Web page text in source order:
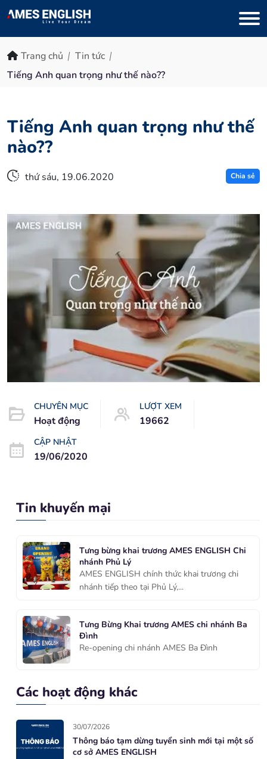
Trang chủ
Tin tức
Tiếng Anh quan trọng như thế nào??
Tiếng Anh quan trọng như thế
nào??
thứ sáu, 19.06.2020 Chia sẻ
CHUYÊN MỤC
Hoạt động
LƯỢT XEM
19662
CẬP NHẬT
19/06/2020
Tin khuyến mại
Tưng bừng khai trương AMES ENGLISH Chi
nhánh Phủ Lý
AMES ENGLISH chính thức khai trương chi
nhánh tiếp theo tại Phủ Lý,...
Tưng Bừng Khai trương AMES chi nhánh Ba
Đình
Re-opening chi nhánh AMES Ba Đình
Các hoạt động khác
30/07/2026
Thông báo tạm dừng tuyển sinh mới tại một số
cơ sở AMES ENGLISH